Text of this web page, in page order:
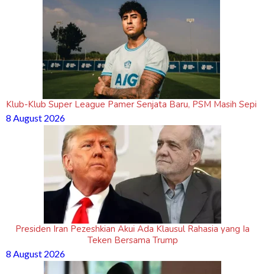
Klub-Klub Super League Pamer Senjata Baru, PSM Masih Sepi
8 August 2026
Presiden Iran Pezeshkian Akui Ada Klausul Rahasia yang Ia
Teken Bersama Trump
8 August 2026